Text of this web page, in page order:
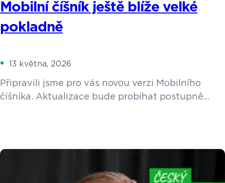
Mobilní číšník ještě blíže velké
pokladně
13 května, 2026
Připravili jsme pro vás novou verzi Mobilního
číšníka. Aktualizace bude probíhat postupně
a funkce, na které jste zvyklí z velké pokladny. Co
ušetří zbytečné kroky a hosté nebudou muset na